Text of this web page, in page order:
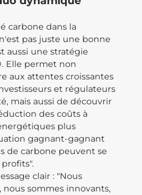
carbone dans la
pas juste une bonne
aussi une stratégie
Elle permet non
aux attentes croissantes
et régulateurs
mais aussi de découvrir
des coûts à
plus
gagnant-gagnant
de carbone peuvent se
clair : "Nous
nous sommes innovants,